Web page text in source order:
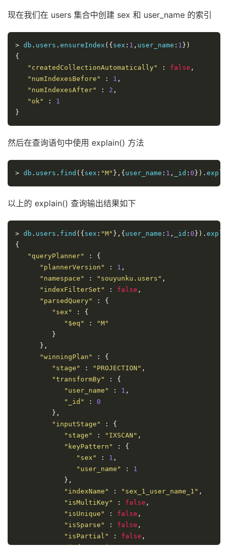
现在我们在 users 集合中创建 sex 和 user_name 的索引
> db . users . ensureIndex ({ sex : 1 , user_name : 1 })
{
"createdCollectionAutomatically"
: false ,
"numIndexesBefore"
: 1 ,
"numIndexesAfter"
: 2 ,
"ok"
:
1
}
然后在查询语句中使用 explain() 方法
> db . users . find ({ sex : "M" },{ user_name : 1 , _id : 0 }).
以上的 explain() 查询输出结果如下
> db . users . find ({ sex : "M" },{ user_name : 1 , _id : 0 }).
{
"queryPlanner"
:
{
"plannerVersion"
: 1 ,
"namespace"
: "souyunku.users" ,
"indexFilterSet"
: false ,
"parsedQuery"
:
{
"sex"
:
{
"$eq"
:
"M"
}
},
"winningPlan"
:
{
"stage"
: "PROJECTION" ,
"transformBy"
:
{
"user_name"
: 1 ,
"_id"
:
0
},
"inputStage"
:
{
"stage"
: "IXSCAN" ,
"keyPattern"
:
{
"sex"
: 1 ,
"user_name"
:
1
},
"indexName"
: "sex_1_user_name_1" ,
"isMultiKey"
: false ,
"isUnique"
: false ,
"isSparse"
: false ,
"isPartial"
: false ,